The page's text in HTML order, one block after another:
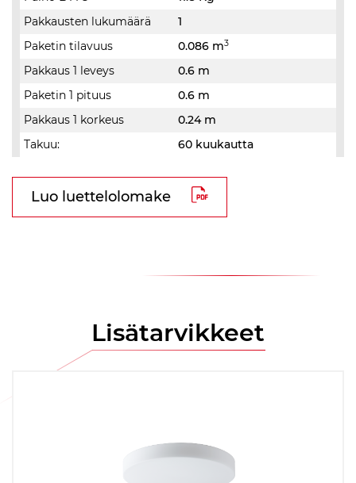
Pakkausten lukumäärä
1
Paketin tilavuus
0.086 m3
Pakkaus 1 leveys
0.6 m
Paketin 1 pituus
0.6 m
Pakkaus 1 korkeus
0.24 m
Takuu:
60 kuukautta
Luo luettelolomake
Lisätarvikkeet